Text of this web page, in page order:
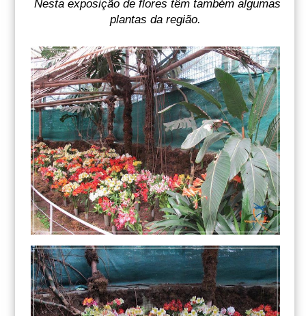
Nesta exposição de flores têm também algumas
plantas da região.